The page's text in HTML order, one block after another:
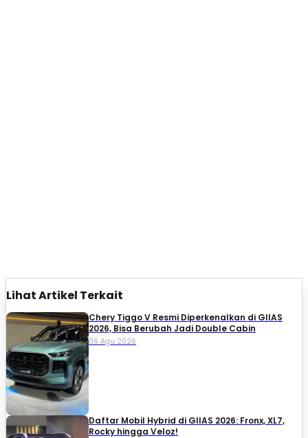
Lihat Artikel Terkait
Chery Tiggo V Resmi Diperkenalkan di GIIAS
2026, Bisa Berubah Jadi Double Cabin
06 Agu 2026
Daftar Mobil Hybrid di GIIAS 2026: Fronx, XL7,
Rocky hingga Veloz!